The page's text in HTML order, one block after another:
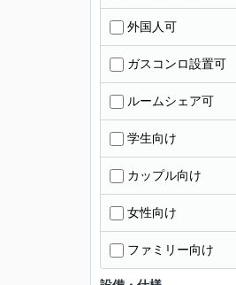
外国人可
ガスコンロ設置可
ルームシェア可
学生向け
カップル向け
女性向け
ファミリー向け